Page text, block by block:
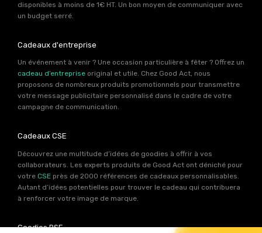
disponibles à moins de 1€ HT. Un bon moyen de communiquer avec
un budget serré.
Cadeaux d'entreprise
Un événement à venir ? Une occasion particulière à fêter ? Offrez un
cadeau d’entreprise original et utile. Chez Good Act, nous
proposons de nombreux produits promotionnels pour transmettre
votre message publicitaire personnalisé dans le cadre de votre
campagne de communication.
Cadeaux CSE
Découvrez une multitude d’idées de goodies à offrir à vos
collaborateurs. Les experts produits de Good Act ont déniché pour
votre CSE près de 2000 références de cadeaux personnalisables.
Autant d’idées potentielles pour trouver le cadeau qui contribuera
à renforcer votre image de marque.
Goodies RSE